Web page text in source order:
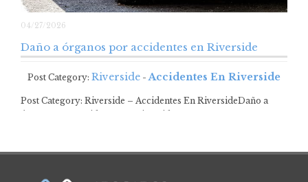
04/27/2026
Daño a órganos por accidentes en Riverside
Post Category: Riverside -Accidentes En Riverside
Post Category: Riverside – Accidentes En RiversideDaño a